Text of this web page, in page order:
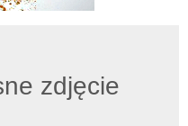
zdjęcie